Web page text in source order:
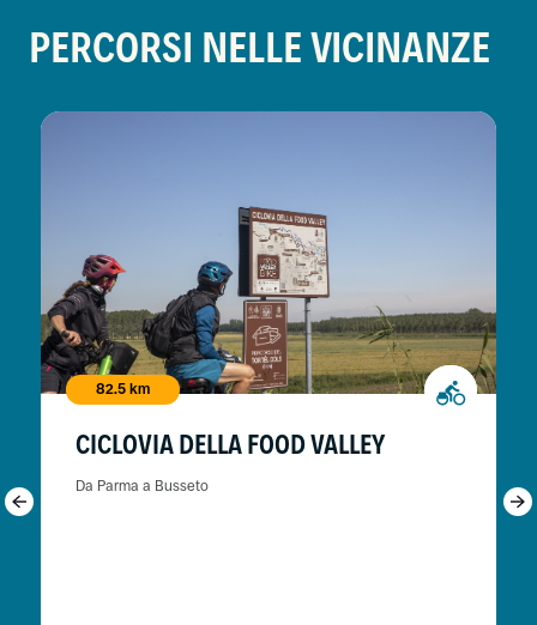
PERCORSI NELLE VICINANZE
82.5 km
CICLOVIA DELLA FOOD VALLEY
Da Parma a Busseto